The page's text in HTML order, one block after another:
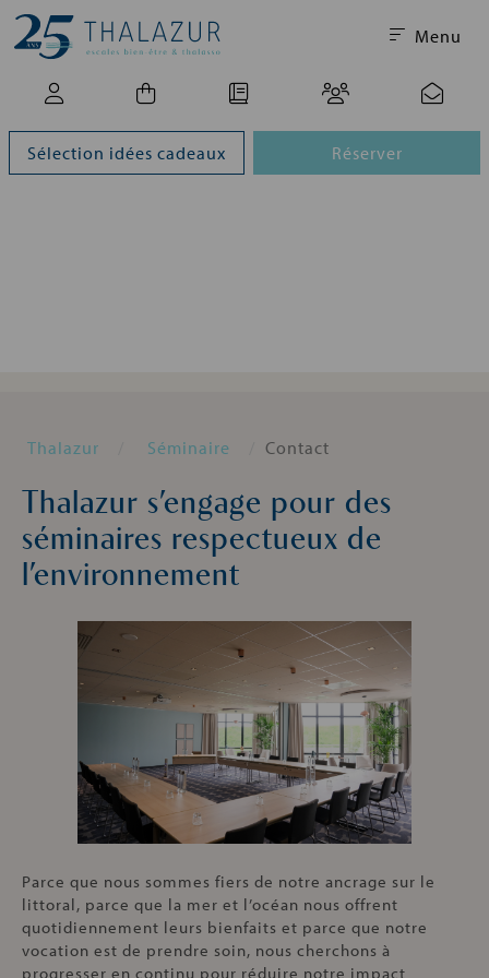
Menu
Sélection idées cadeaux Réserver
Thalazur Séminaire Contact
Thalazur s’engage pour des
séminaires respectueux de
l’environnement
Parce que nous sommes fiers de notre ancrage sur le
littoral, parce que la mer et l’océan nous offrent
quotidiennement leurs bienfaits et parce que notre
vocation est de prendre soin, nous cherchons à
progresser en continu pour réduire notre impact